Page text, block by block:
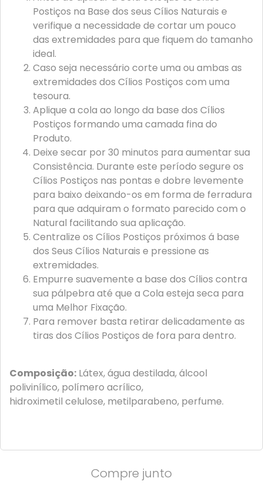
Postiços na Base dos seus Cílios Naturais e
verifique a necessidade de cortar um pouco
das extremidades para que fiquem do tamanho
ideal.
Caso seja necessário corte uma ou ambas as
extremidades dos Cílios Postiços com uma
tesoura.
Aplique a cola ao longo da base dos Cílios
Postiços formando uma camada fina do
Produto.
Deixe secar por 30 minutos para aumentar sua
Consistência. Durante este período segure os
Cílios Postiços nas pontas e dobre levemente
para baixo deixando-os em forma de ferradura
para que adquiram o formato parecido com o
Natural facilitando sua aplicação.
Centralize os Cílios Postiços próximos á base
dos Seus Cílios Naturais e pressione as
extremidades.
Empurre suavemente a base dos Cílios contra
sua pálpebra até que a Cola esteja seca para
uma Melhor Fixação.
Para remover basta retirar delicadamente as
tiras dos Cílios Postiços de fora para dentro.
Composição: Látex, água destilada, álcool
polivinílico, polímero acrílico,
hidroximetil celulose, metilparabeno, perfume.
Compre junto